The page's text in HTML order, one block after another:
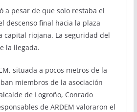
a pesar de que solo restaba el
descenso final hacia la plaza
capital riojana. La seguridad del
la llegada.
situada a pocos metros de la
miembros de la asociación
de Logroño, Conrado
de ARDEM valoraron el